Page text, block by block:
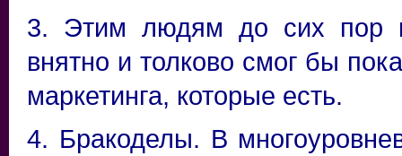
3. Этим людям до сих пор
внятно и толково смог бы
маркетинга, которые есть.
4. Бракоделы. В